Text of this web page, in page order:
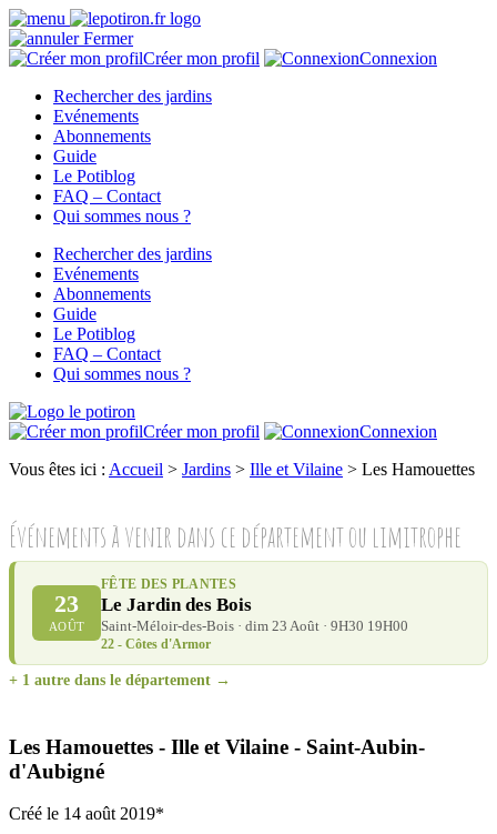
Fermer
Créer mon profil
Connexion
Rechercher des jardins
Evénements
Abonnements
Guide
Le Potiblog
FAQ – Contact
Qui sommes nous ?
Rechercher des jardins
Evénements
Abonnements
Guide
Le Potiblog
FAQ – Contact
Qui sommes nous ?
Créer mon profil
Connexion
Vous êtes ici : Accueil > Jardins > Ille et Vilaine > Les Hamouettes
Les Hamouettes - Ille et Vilaine - Saint-Aubin-
d'Aubigné
Événements à venir dans ce département ou limitrophe
23
AOÛT
FÊTE DES PLANTES
Le Jardin des Bois
Saint-Méloir-des-Bois · dim 23 Août · 9H30 19H00
22 - Côtes d'Armor
+ 1 autre dans le département →
Créé le 14 août 2019*